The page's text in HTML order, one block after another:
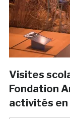
Visites
Fondation
activités en